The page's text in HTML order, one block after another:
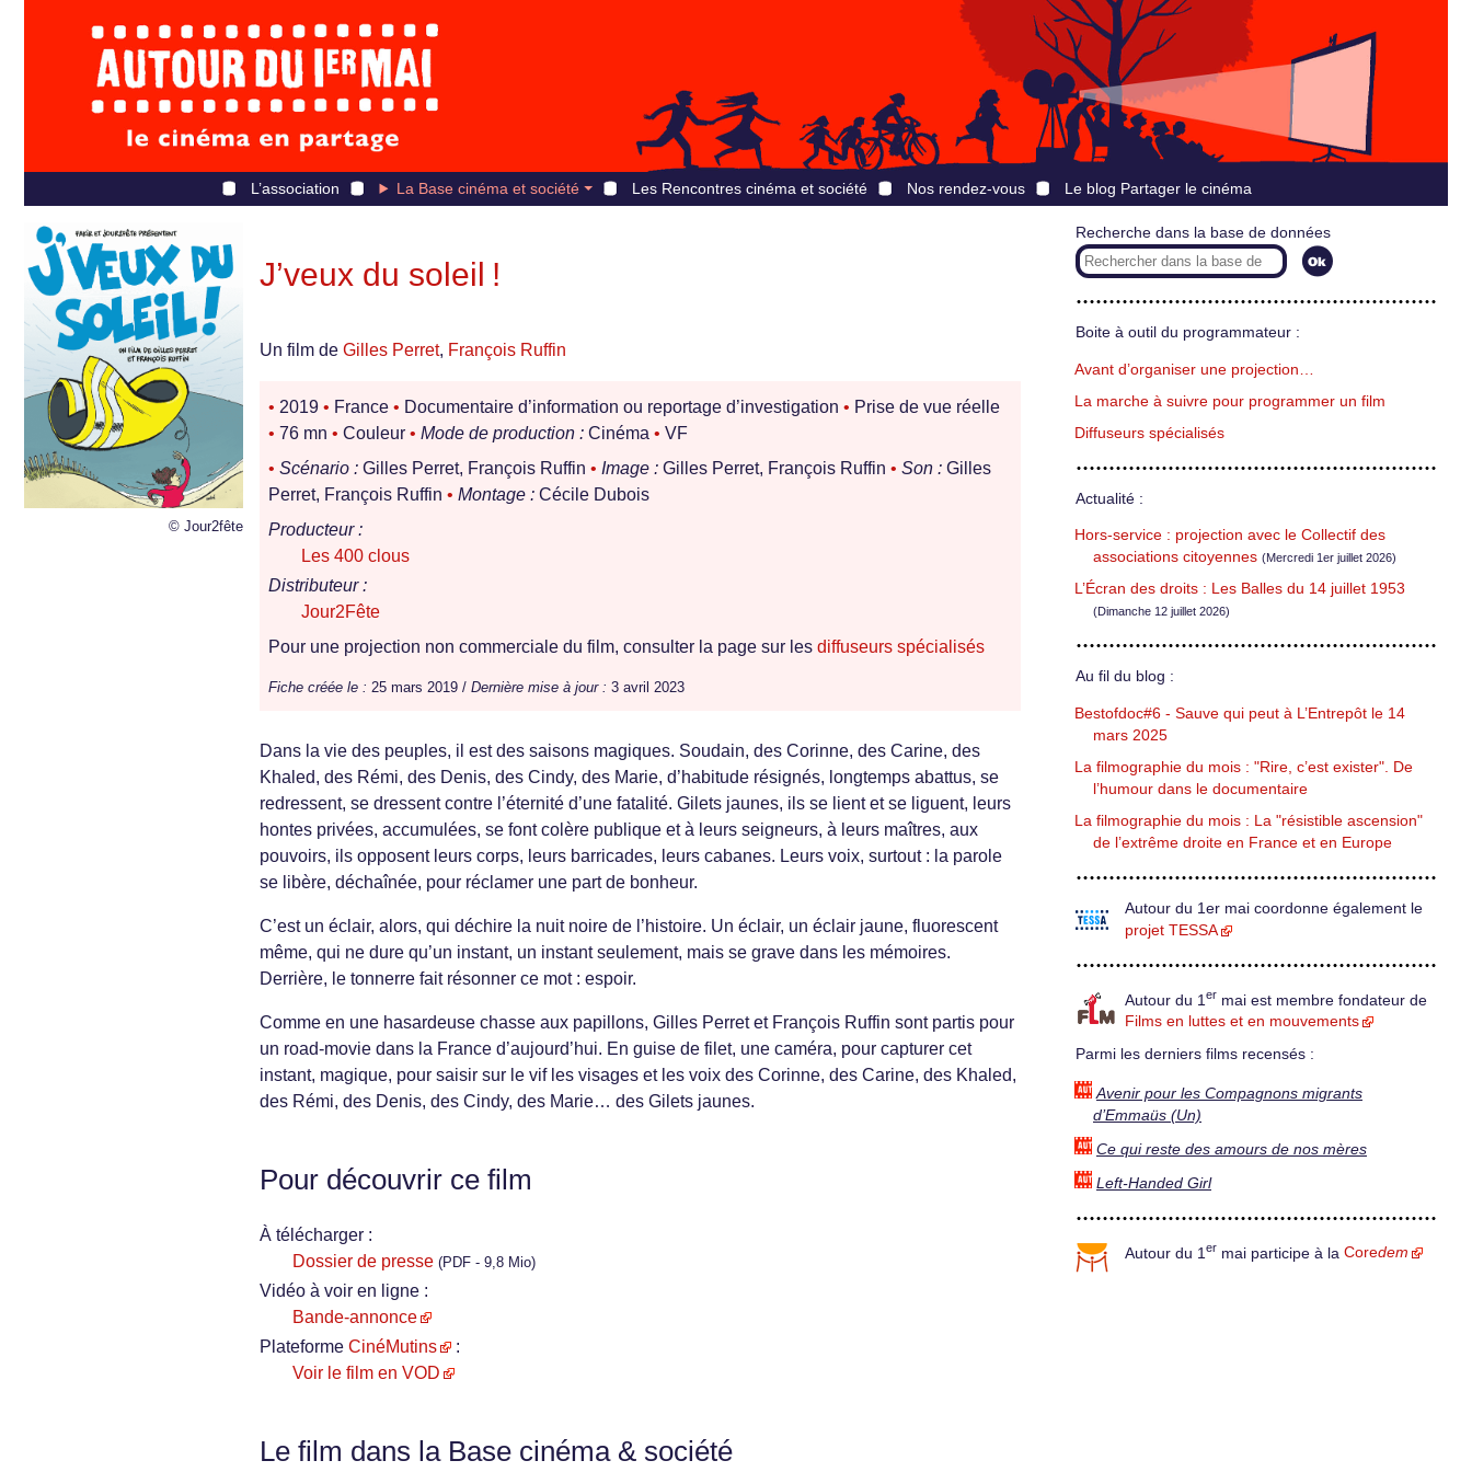
L’association La Base cinéma et société Les Rencontres cinéma et société Nos rendez-vous Le blog Partager le cinéma
© Jour2fête
J’veux du soleil !
Un film de Gilles Perret, François Ruffin
• 2019 • France • Documentaire d’information ou reportage d’investigation • Prise de vue réelle
• 76 mn • Couleur • Mode de production : Cinéma • VF
• Scénario : Gilles Perret, François Ruffin • Image : Gilles Perret, François Ruffin • Son : Gilles
Perret, François Ruffin • Montage : Cécile Dubois
Producteur :
Les 400 clous
Distributeur :
Jour2Fête
Pour une projection non commerciale du film, consulter la page sur les diffuseurs spécialisés
Fiche créée le : 25 mars 2019 / Dernière mise à jour : 3 avril 2023
Dans la vie des peuples, il est des saisons magiques. Soudain, des Corinne, des Carine, des
Khaled, des Rémi, des Denis, des Cindy, des Marie, d’habitude résignés, longtemps abattus, se
redressent, se dressent contre l’éternité d’une fatalité. Gilets jaunes, ils se lient et se liguent, leurs
hontes privées, accumulées, se font colère publique et à leurs seigneurs, à leurs maîtres, aux
pouvoirs, ils opposent leurs corps, leurs barricades, leurs cabanes. Leurs voix, surtout : la parole
se libère, déchaînée, pour réclamer une part de bonheur.
C’est un éclair, alors, qui déchire la nuit noire de l’histoire. Un éclair, un éclair jaune, fluorescent
même, qui ne dure qu’un instant, un instant seulement, mais se grave dans les mémoires.
Derrière, le tonnerre fait résonner ce mot : espoir.
Comme en une hasardeuse chasse aux papillons, Gilles Perret et François Ruffin sont partis pour
un road-movie dans la France d’aujourd’hui. En guise de filet, une caméra, pour capturer cet
instant, magique, pour saisir sur le vif les visages et les voix des Corinne, des Carine, des Khaled,
des Rémi, des Denis, des Cindy, des Marie… des Gilets jaunes.
Pour découvrir ce film
À télécharger :
Dossier de presse (PDF - 9,8 Mio)
Vidéo à voir en ligne :
Bande-annonce
Plateforme CinéMutins
:
Voir le film en VOD
Le film dans la Base cinéma & société
Recherche dans la base de données
Boite à outil du programmateur :
Avant d’organiser une projection…
La marche à suivre pour programmer un film
Diffuseurs spécialisés
Actualité :
Hors-service : projection avec le Collectif des
associations citoyennes (Mercredi 1er juillet 2026)
L’Écran des droits : Les Balles du 14 juillet 1953
(Dimanche 12 juillet 2026)
Au fil du blog :
Bestofdoc#6 - Sauve qui peut à L’Entrepôt le 14
mars 2025
La filmographie du mois : "Rire, c’est exister". De
l’humour dans le documentaire
La filmographie du mois : La "résistible ascension"
de l’extrême droite en France et en Europe
Autour du 1er mai coordonne également le
projet TESSA
Autour du 1 er mai est membre fondateur de
Films en luttes et en mouvements
Parmi les derniers films recensés :
Avenir pour les Compagnons migrants
d’Emmaüs (Un)
Ce qui reste des amours de nos mères
Left-Handed Girl
Autour du 1 er mai participe à la Coredem